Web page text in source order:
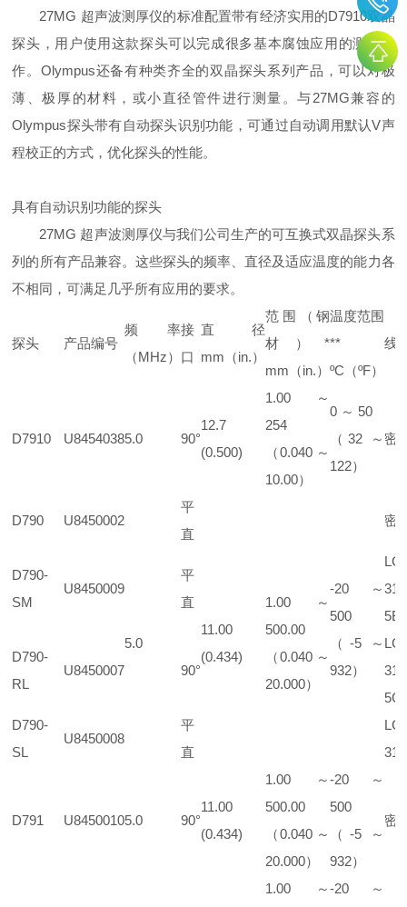
27MG 超声波测厚仪的标准配置带有经济实用的D7910双晶
探头，用户使用这款探头可以完成很多基本腐蚀应用的测厚操
作。Olympus还备有种类齐全的双晶探头系列产品，可以对极
薄、极厚的材料，或小直径管件进行测量。与27MG兼容的
Olympus探头带有自动探头识别功能，可通过自动调用默认V声
程校正的方式，优化探头的性能。
具有自动识别功能的探头
27MG 超声波测厚仪与我们公司生产的可互换式双晶探头系
列的所有产品兼容。这些探头的频率、直径及适应温度的能力各
不相同，可满足几乎所有应用的要求。
探头 产品编号
频率
（MHz）
接
口
直径
mm（in.）
范围（钢
材）*
mm（in.）
温度范围
**
ºC（ºF）
线
D7910 U84540385.0 90°
12.7
(0.500)
1.00 ～
254
（0.040 ～
10.00）
0 ～ 50
（32 ～
122）
密
D790 U8450002
5.0
平
直
11.00
(0.434)
1.00 ～
500.00
（0.040 ～
20.000）
-20 ～
500
（-5 ～
932）
密
D790-
SM
U8450009
平
直
D790-
RL
U8450007 90°
D790-
SL
U8450008
平
直
D791 U84500105.0 90°
11.00
(0.434)
1.00 ～
500.00
（0.040 ～
20.000）
-20 ～
500
（-5 ～
932）
密
1.00 ～-20 ～